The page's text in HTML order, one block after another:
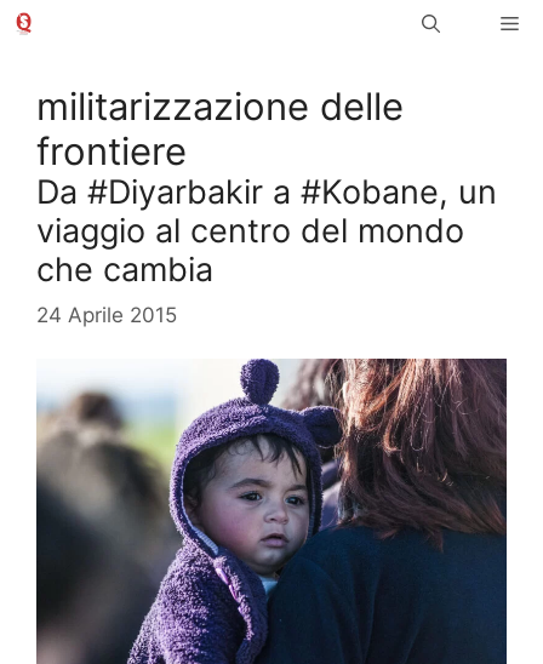
Vai
militarizzazione delle
frontiere
Da #Diyarbakir a #Kobane, un
viaggio al centro del mondo
che cambia
24 Aprile 2015